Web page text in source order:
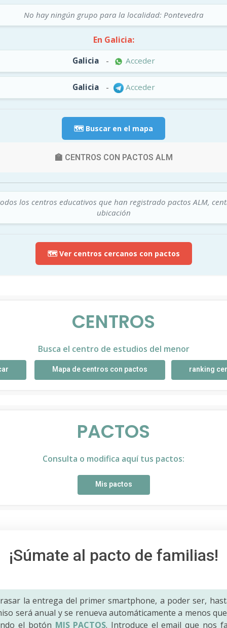
No hay ningún grupo para la localidad: Pontevedra
En Galicia:
Galicia - Acceder
Galicia - Acceder
🗺️ Buscar en el mapa
🏫 CENTROS CON PACTOS ALM
los centros educativos que han registrado pactos ALM,
ubicación
🗺️ Ver centros cercanos con pactos
CENTROS
Busca el centro de estudios del menor
Mapa de centros con pactos ranking
PACTOS
Consulta o modifica aquí tus pactos:
Mis pactos
¡Súmate al pacto de familias!
la entrega del primer smartphone, a poder ser,
será anual y se renueva automáticamente a menos
el botón MIS PACTOS. Introduce el email que nos